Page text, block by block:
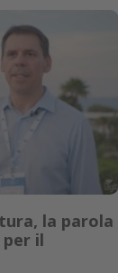
la parola
il